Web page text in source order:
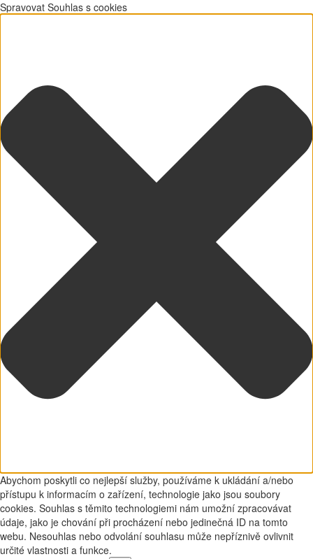
Spravovat Souhlas s cookies
Abychom poskytli co nejlepší služby, používáme k ukládání a/nebo
přístupu k informacím o zařízení, technologie jako jsou soubory
cookies. Souhlas s těmito technologiemi nám umožní zpracovávat
údaje, jako je chování při procházení nebo jedinečná ID na tomto
webu. Nesouhlas nebo odvolání souhlasu může nepříznivě ovlivnit
určité vlastnosti a funkce.